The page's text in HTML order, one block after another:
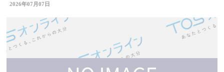
めん」 ～開店！キッチン別府ちゃん～
2026年07月07日